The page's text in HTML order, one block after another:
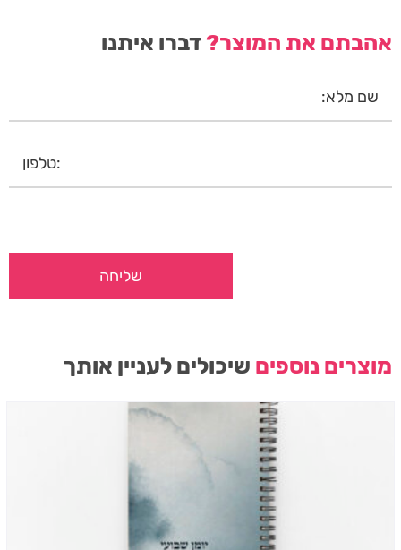
אהבתם את המוצר?דברו איתנו
מוצרים נוספים שיכולים לעניין אותך